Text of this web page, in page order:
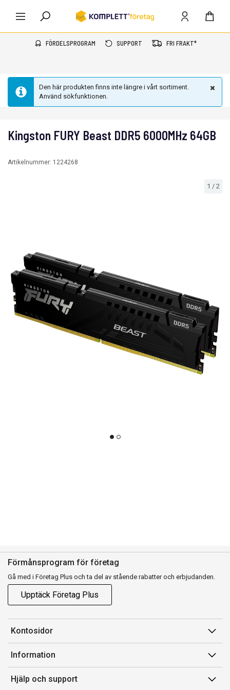
FÖRDELSPROGRAM SUPPORT FRI FRAKT*
Den här produkten finns inte längre i vårt sortiment.
Använd sökfunktionen.
1 / 2
Kingston FURY Beast DDR5 6000MHz 64GB
Artikelnummer: 1224268
Förmånsprogram för företag
Gå med i Företag Plus och ta del av stående rabatter och erbjudanden.
Upptäck Företag Plus
Kontosidor
Mina sidor
Orderhistorik
Fakturor & Kvitton
Information
Försäljningsvillkor
Hjälp och support